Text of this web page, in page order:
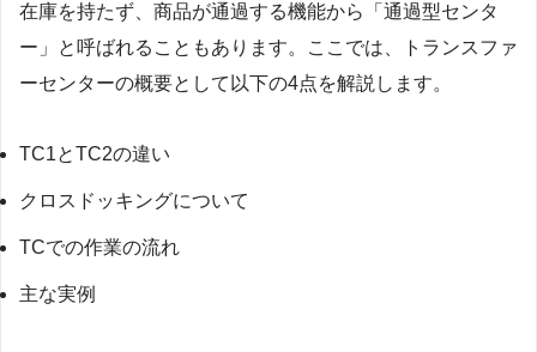
在庫を持たず、商品が通過する機能から「通過型センタ
ー」と呼ばれることもあります。ここでは、トランスファ
ーセンターの概要として以下の4点を解説します。
TC1とTC2の違い
クロスドッキングについて
TCでの作業の流れ
主な実例